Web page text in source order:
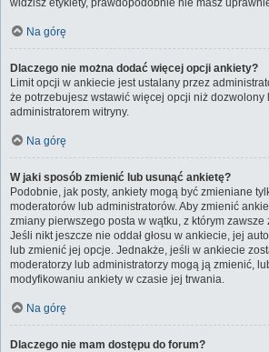
widzisz etykiety, prawdopodobnie nie masz
Na górę
Dlaczego nie można dodać więcej opcji ankiety?
Limit opcji w ankiecie jest ustalany przez
że potrzebujesz wstawić więcej opcji niż dozwolony
administratorem witryny.
Na górę
W jaki sposób zmienić lub usunąć ankietę?
Podobnie, jak posty, ankiety mogą być zmieniane
moderatorów lub administratorów. Aby zmienić
zmiany pierwszego posta w wątku, z którym
Jeśli nikt jeszcze nie oddał głosu w ankiecie, jej
lub zmienić jej opcje. Jednakże, jeśli w ankiecie
moderatorzy lub administratorzy mogą ją zmienić,
modyfikowaniu ankiety w czasie jej trwania.
Na górę
Dlaczego nie mam dostępu do forum?